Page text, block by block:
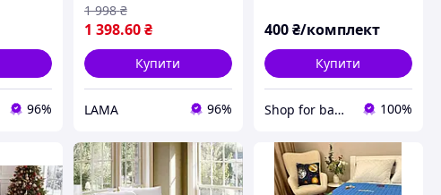
96%
1 398.60 ₴
1 998 ₴
Купити
LAMA 96%
400₴/комплект
Купити
Shop for baby "TUTSI" 100%